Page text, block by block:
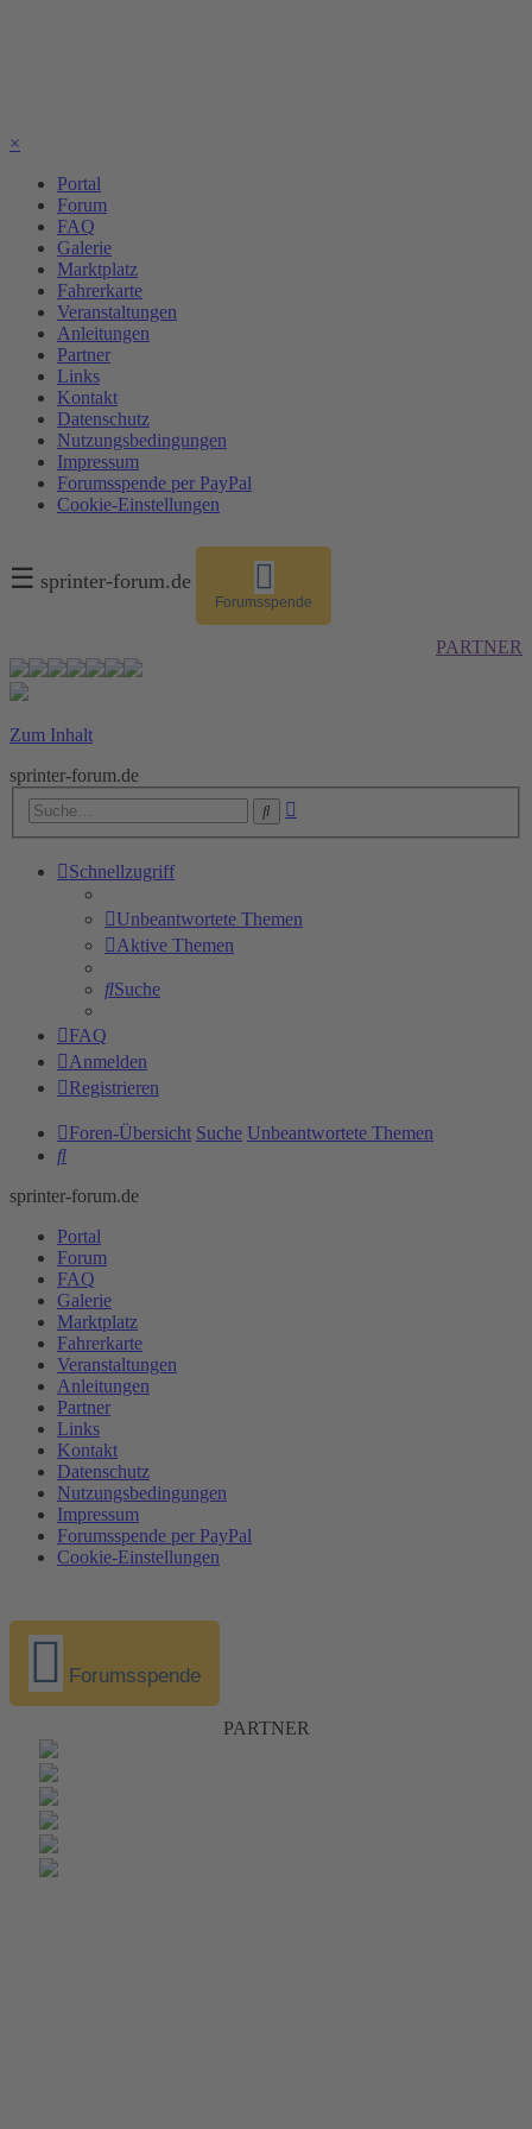
×
Portal
Forum
FAQ
Galerie
Marktplatz
Fahrerkarte
Veranstaltungen
Anleitungen
Partner
Links
Kontakt
Datenschutz
Nutzungsbedingungen
Impressum
Forumsspende per PayPal
Cookie-Einstellungen
☰ sprinter-forum.de
Forumsspende
PARTNER
Zum Inhalt
sprinter-forum.de
Suche
Schnellzugriff
Unbeantwortete Themen
Aktive Themen
Suche
FAQ
Anmelden
Registrieren
Foren-Übersicht Suche Unbeantwortete Themen
Suche
sprinter-forum.de
Portal
Forum
FAQ
Galerie
Marktplatz
Fahrerkarte
Veranstaltungen
Anleitungen
Partner
Links
Kontakt
Datenschutz
Nutzungsbedingungen
Impressum
Forumsspende per PayPal
Cookie-Einstellungen
Forumsspende
PARTNER